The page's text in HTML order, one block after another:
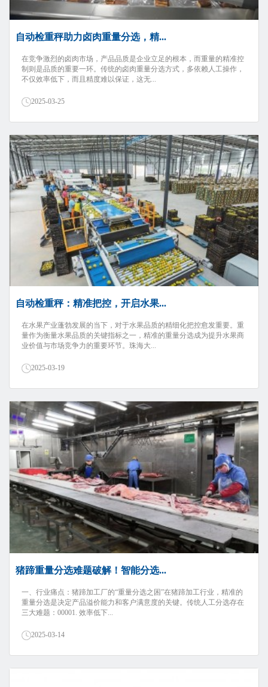
自动检重秤助力卤肉重量分选，精...
在竞争激烈的卤肉市场，产品品质是企业立足的根本，而重量的精准控
制则是品质的重要一环。传统的卤肉重量分选方式，多依赖人工操作，
不仅效率低下，而且精度难以保证，这无...
2025-03-25
自动检重秤：精准把控，开启水果...
在水果产业蓬勃发展的当下，对于水果品质的精细化把控愈发重要。重
量作为衡量水果品质的关键指标之一，精准的重量分选成为提升水果商
业价值与市场竞争力的重要环节。珠海大...
2025-03-19
猪蹄重量分选难题破解！智能分选...
‌一、行业痛点：猪蹄加工厂的“重量分选之困”‌在猪蹄加工行业，精准的
重量分选是决定产品溢价能力和客户满意度的关键。传统人工分选存在
三大难题：00001. ‌效率低下‌...
2025-03-14